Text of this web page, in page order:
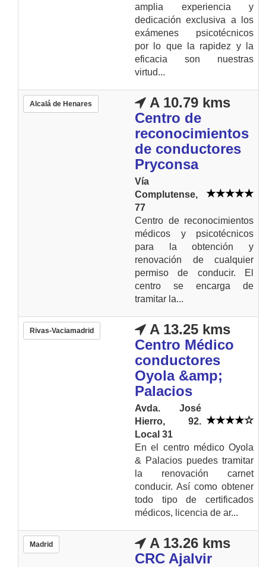
amplia experiencia y
dedicación exclusiva a los
exámenes psicotécnicos
por lo que la rapidez y la
eficacia son nuestras
virtud...
Alcalá de Henares
A 10.79 kms
Centro de
reconocimientos
de conductores
Pryconsa
Vía
Complutense,
77
Centro de reconocimientos
médicos y psicotécnicos
para la obtención y
renovación de cualquier
permiso de conducir. El
centro se encarga de
tramitar la...
Rivas-Vaciamadrid
A 13.25 kms
Centro Médico
conductores
Oyola &amp;
Palacios
Avda. José
Hierro, 92.
Local 31
En el centro médico Oyola
& Palacios puedes tramitar
la renovación carnet
conducir. Así como obtener
todo tipo de certificados
médicos, licencia de ar...
Madrid
A 13.26 kms
CRC Ajalvir